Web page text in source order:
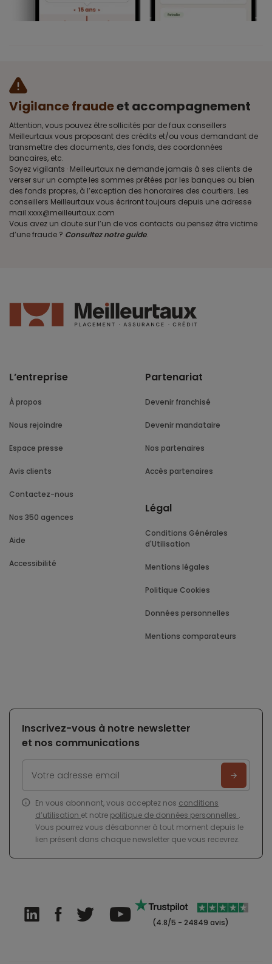
Vigilance fraudeet accompagnement
Attention, vous pouvez être sollicités par de faux conseillers
Meilleurtaux vous proposant des crédits et/ou vous demandant de
transmettre des documents, des fonds, des coordonnées
bancaires, etc.
Soyez vigilants · Meilleurtaux ne demande jamais à ses clients de
verser sur un compte les sommes prêtées par les banques ou bien
des fonds propres, à l’exception des honoraires des courtiers. Les
conseillers Meilleurtaux vous écriront toujours depuis une adresse
mail xxxx@meilleurtaux.com
Vous avez un doute sur l’un de vos contacts ou pensez être victime
d’une fraude ? Consultez notre guide.
L’entreprise
À propos
Nous rejoindre
Espace presse
Avis clients
Contactez-nous
Nos 350 agences
Aide
Accessibilité
Partenariat
Devenir franchisé
Devenir mandataire
Nos partenaires
Accès partenaires
Légal
Conditions Générales
d'Utilisation
Mentions légales
Politique Cookies
Données personnelles
Mentions comparateurs
Inscrivez-vous à notre newsletter
et nos communications
En vous abonnant, vous acceptez nos conditions
d’utilisation et notre politique de données personnelles .
Vous pourrez vous désabonner à tout moment depuis le
lien présent dans chaque newsletter que vous recevrez.
(4.8/5 - 24849 avis)